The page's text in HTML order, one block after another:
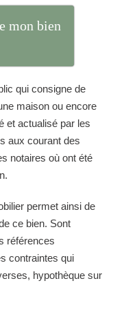
mon bien
qui consigne de
maison ou encore
et actualisé par les
aux courant des
notaires où ont été
permet ainsi de
ce bien. Sont
références
contraintes qui
hypothèque sur